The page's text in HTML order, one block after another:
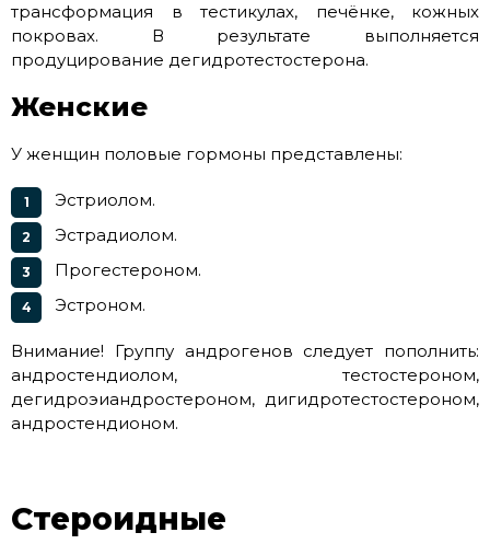
трансформация в тестикулах, печёнке, кожных
покровах. В результате выполняется
продуцирование дегидротестостерона.
Женские
У женщин половые гормоны представлены:
Эстриолом.
Эстрадиолом.
Прогестероном.
Эстроном.
Внимание! Группу андрогенов следует пополнить:
андростендиолом, тестостероном,
дегидроэиандростероном, дигидротестостероном,
андростендионом.
Стероидные